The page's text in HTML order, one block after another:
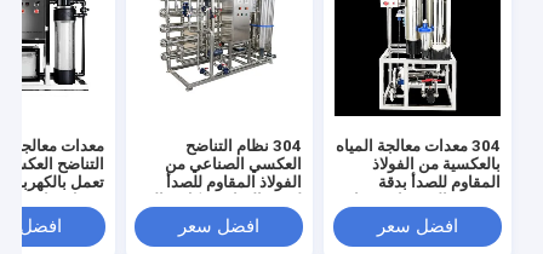
304 معدات معالجة المياه
بالعكسية من الفولاذ
المقاوم للصدأ بدقة
مدخل المياه 0.3MPAافضل سعر
304 نظام التناضح
العكسي الصناعي من
الفولاذ المقاوم للصدأ
ودائم
افضل سعر
معدات معالجة
التناضح
تعمل
باسكال ودقة
جدًا
افضل